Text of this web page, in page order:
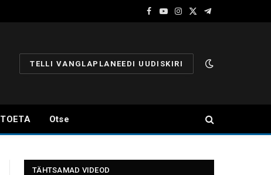
Facebook
YouTube
Instagram
X
Telegram
TELLI VANGLAPLANEEDI UUDISKIRI
TOETA Otse
TÄHTSAMAD VIDEOD